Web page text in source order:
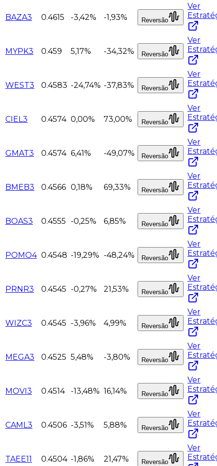
BAZA3 0.4615 -3,42% -1,93% Reversão
Ver
MYPK3 0.459 5,17% -34,32% Reversão
Ver
WEST3 0.4583 -24,74% -37,83% Reversão
Ver
CIEL3 0.4574 0,00% 73,00% Reversão
Ver
GMAT3 0.4574 6,41% -49,07% Reversão
Ver
BMEB3 0.4566 0,18% 69,33% Reversão
Ver
BOAS3 0.4555 -0,25% 6,85% Reversão
Ver
POMO4 0.4548 -19,29% -48,24% Reversão
Ver
PRNR3 0.4545 -0,27% 21,53% Reversão
Ver
WIZC3 0.4545 -3,96% 4,99% Reversão
Ver
MEGA3 0.4525 5,48% -3,80% Reversão
Ver
MOVI3 0.4514 -13,48% 16,14% Reversão
Ver
CAML3 0.4506 -3,51% 5,88% Reversão
Ver
TAEE11 0.4504 -1,86% 21,47% Reversão
Ver